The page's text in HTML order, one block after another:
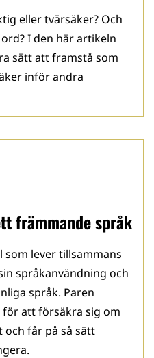
eller tvärsäker? Och
I den här artikeln
sätt att framstå som
inför andra
främmande språk
som lever tillsammans
språkanvändning och
språk. Paren
att försäkra sig om
får på så sätt